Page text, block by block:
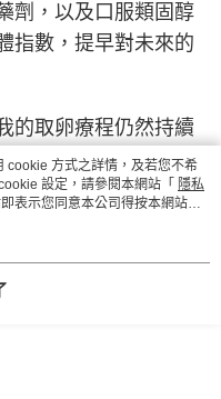
劑，以及口服類固醇
指數，提早對未來的
的取卵療程仍然持續
卵針，在全身麻醉的
使用雌激素與黃體素
>
cookie 方式之詳情，及若您不希
設定，請參閱本網站「 隱私
表示您同意本公司得按本網站使